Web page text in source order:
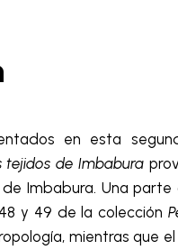
en esta
tejidos de Imbabura
de Imbabura. Una
y 49 de la colección
mientras que